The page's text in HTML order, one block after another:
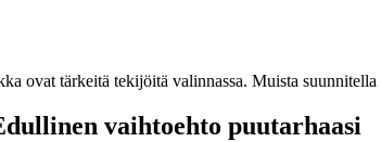
ovat tärkeitä tekijöitä valinnassa. Muista
vaihtoehto puutarhaasi